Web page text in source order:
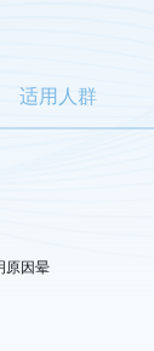
适用人群
原因晕